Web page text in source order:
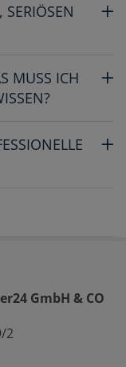
MUSS ICH
GmbH & CO
2